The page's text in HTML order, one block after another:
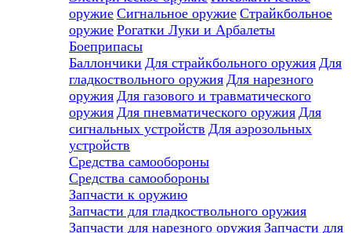
оружие Сигнальное оружие Страйкбольное
оружие Рогатки Луки и Арбалеты
Боеприпасы
Баллончики Для страйкбольного оружия Для
гладкоствольного оружия Для нарезного
оружия Для газового и травматического
оружия Для пневматического оружия Для
сигнальных устройств Для аэрозольных
устройств
Средства самообороны
Средства самообороны
Запчасти к оружию
Запчасти для гладкоствольного оружия
Запчасти для нарезного оружия Запчасти для